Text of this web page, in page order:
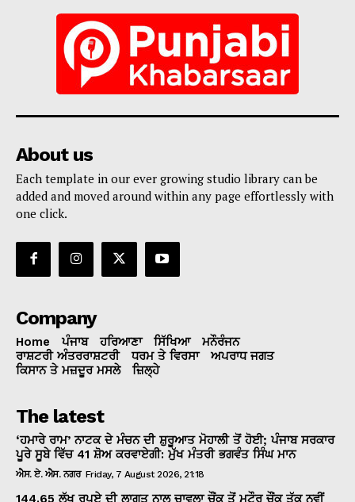
About us
Each template in our ever growing studio library can be
added and moved around within any page effortlessly with
one click.
Company
Home ਪੰਜਾਬ ਹਰਿਆਣਾ ਸਿੱਖਿਆ
ਮਨੌਰੰਜਨ
ਰਾਸ਼ਟਰੀ ਅੰਤਰਰਾਸ਼ਟਰੀ
ਧਰਮ ਤੇ ਵਿਰਸਾ
ਅਪਰਾਧ ਜਗਤ
ਕਿਸਾਨ ਤੇ ਮਜ਼ਦੂਰ ਮਸਲੇ
ਜ਼ਿਲ੍ਹੇ
The latest
‘ਹਮਾਰੇ ਰਾਮ’ ਨਾਟਕ ਦੇ ਮੰਚਨ ਦੀ ਸ਼ੁਰੂਆਤ ਮੋਹਾਲੀ ਤੋਂ ਹੋਈ; ਪੰਜਾਬ ਸਰਕਾਰ
ਪੂਰੇ ਸੂਬੇ ਵਿੱਚ 41 ਸ਼ੋਅ ਕਰਵਾਏਗੀ: ਮੁੱਖ ਮੰਤਰੀ ਭਗਵੰਤ ਸਿੰਘ ਮਾਨ
ਐਸ. ਏ. ਐਸ. ਨਗਰ Friday, 7 August 2026, 21:18
144.65 ਲੱਖ ਰੁਪਏ ਦੀ ਲਾਗਤ ਨਾਲ ਚਾਵਲਾ ਚੌਂਕ ਤੋਂ ਮਟੌਰ ਚੌਂਕ ਤੱਕ ਨਵੀਂ